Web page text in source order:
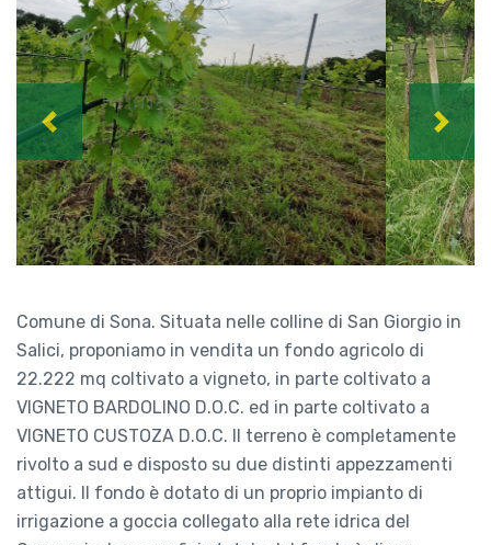
Previous Next
Comune di Sona. Situata nelle colline di San Giorgio in
Salici, proponiamo in vendita un fondo agricolo di
22.222 mq coltivato a vigneto, in parte coltivato a
VIGNETO BARDOLINO D.O.C. ed in parte coltivato a
VIGNETO CUSTOZA D.O.C. Il terreno è completamente
rivolto a sud e disposto su due distinti appezzamenti
attigui. Il fondo è dotato di un proprio impianto di
irrigazione a goccia collegato alla rete idrica del